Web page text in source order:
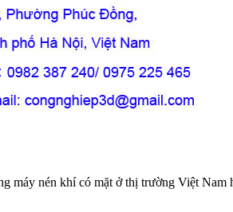
máy nén khí có mặt ở thị trường Việt Nam